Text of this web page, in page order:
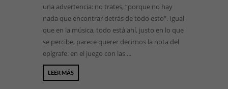
una advertencia: no trates, “porque no hay
nada que encontrar detrás de todo esto”. Igual
que en la música, todo está ahí, justo en lo que
se percibe, parece querer decirnos la nota del
epígrafe: en el juego con las ...
LEER MÁS